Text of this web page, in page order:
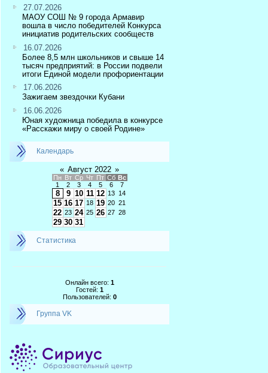
27.07.2026
МАОУ СОШ № 9 города Армавир
вошла в число победителей Конкурса
инициатив родительских сообществ
16.07.2026
Более 8,5 млн школьников и свыше 14
тысяч предприятий: в России подвели
итоги Единой модели профориентации
17.06.2026
Зажигаем звездочки Кубани
16.06.2026
Юная художница победила в конкурсе
«Расскажи миру о своей Родине»
Календарь
« Август 2022 »
Пн Вт Ср Чт Пт Сб Вс
1
2 3 4 5 6 7
8 9 10 11 12 13 14
15 16 17 18 19 20 21
22 23 24 25 26 27 28
29 30 31
Статистика
Онлайн всего: 1
Гостей: 1
Пользователей: 0
Группа VK